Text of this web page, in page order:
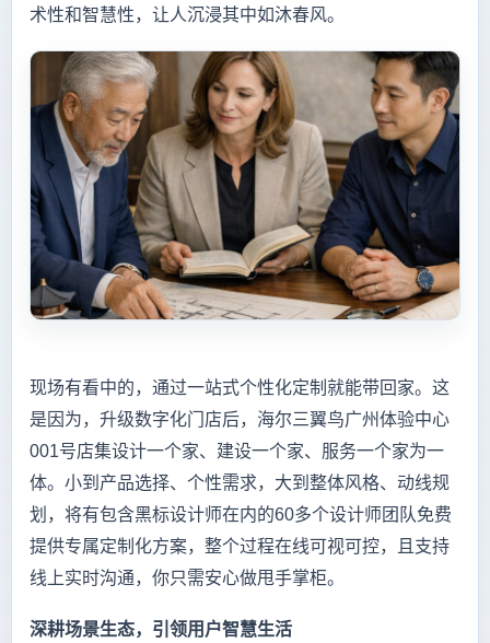
术性和智慧性，让人沉浸其中如沐春风。
现场有看中的，通过一站式个性化定制就能带回家。这
是因为，升级数字化门店后，海尔三翼鸟广州体验中心
001号店集设计一个家、建设一个家、服务一个家为一
体。小到产品选择、个性需求，大到整体风格、动线规
划，将有包含黑标设计师在内的60多个设计师团队免费
提供专属定制化方案，整个过程在线可视可控，且支持
线上实时沟通，你只需安心做甩手掌柜。
深耕场景生态，引领用户智慧生活